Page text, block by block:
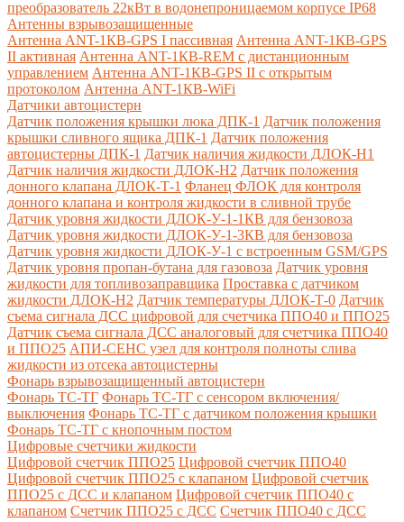
преобразователь 22кВт в водонепроницаемом корпусе IP68
Антенны взрывозащищенные
Антенна ANT-1КВ-GPS I пассивная Антенна ANT-1КВ-GPS
II активная Антенна ANT-1КВ-REM c дистанционным
управлением Антенна ANT-1КВ-GPS II с открытым
протоколом Антенна ANT-1КВ-WiFi
Датчики автоцистерн
Датчик положения крышки люка ДПК-1 Датчик положения
крышки сливного ящика ДПК-1 Датчик положения
автоцистерны ДПК-1 Датчик наличия жидкости ДЛОК-Н1
Датчик наличия жидкости ДЛОК-Н2 Датчик положения
донного клапана ДЛОК-Т-1 Фланец ФЛОК для контроля
донного клапана и контроля жидкости в сливной трубе
Датчик уровня жидкости ДЛОК-У-1-1КВ для бензовоза
Датчик уровня жидкости ДЛОК-У-1-3КВ для бензовоза
Датчик уровня жидкости ДЛОК-У-1 с встроенным GSM/GPS
Датчик уровня пропан-бутана для газовоза Датчик уровня
жидкости для топливозаправщика Проставка с датчиком
жидкости ДЛОК-Н2 Датчик температуры ДЛОК-Т-0 Датчик
съема сигнала ДСС цифровой для счетчика ППО40 и ППО25
Датчик съема сигнала ДСС аналоговый для счетчика ППО40
и ППО25 АПИ-СЕНС узел для контроля полноты слива
жидкости из отсека автоцистерны
Фонарь взрывозащищенный автоцистерн
Фонарь ТС-ТГ Фонарь ТС-ТГ с сенсором включения/
выключения Фонарь ТС-ТГ с датчиком положения крышки
Фонарь ТС-ТГ с кнопочным постом
Цифровые счетчики жидкости
Цифровой счетчик ППО25 Цифровой счетчик ППО40
Цифровой счетчик ППО25 с клапаном Цифровой счетчик
ППО25 с ДСС и клапаном Цифровой счетчик ППО40 с
клапаном Счетчик ППО25 с ДСС Счетчик ППО40 с ДСС